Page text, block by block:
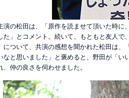
演の松田は、「原作を読ませて頂いた時に
た」とコメント。続いて、もともと友人
について、共演の感想を聞かれた松田は
なと思いました」と褒めると、野田が「い
、仲の良さを伺わせました。